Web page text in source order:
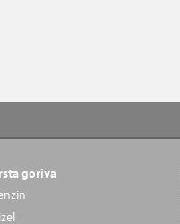
goriva